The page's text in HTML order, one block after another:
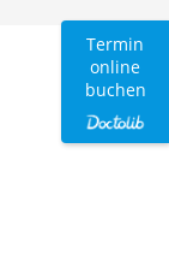
Termin
online
buchen